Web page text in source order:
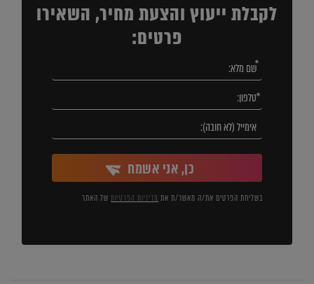
לקבלת ייעוץ והצעת מחיר, השאירו
פרטים:
כן, אני אשמח
בשליחת הפרטים את/ה מאשר/ת את מדיניות הפרטיותשל האתר